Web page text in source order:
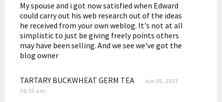
My spouse and i got now satisfied when Edward
could carry out his web research out of the ideas
he received from your own weblog. It's not at all
simplistic to just be giving freely points others
may have been selling. And we see we've got the
blog owner
TARTARY BUCKWHEAT GERM TEA
Jun 05, 2023
08:55 am